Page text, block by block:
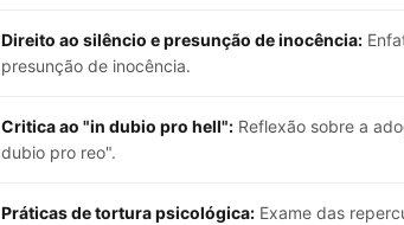
Direito ao silêncio e presunção de inocência:
presunção de inocência.
Critica ao "in dubio pro hell": Reflexão sobre a
dubio pro reo".
Práticas de tortura psicológica: Exame das